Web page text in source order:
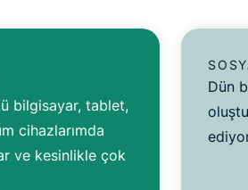
bilgisayar, tablet,
cihazlarımda
ve kesinlikle çok
Dün